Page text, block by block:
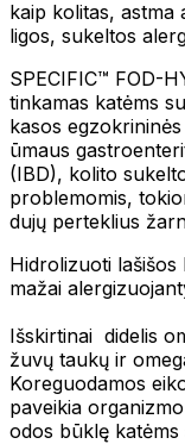
kaip kolitas,
ligos, sukeltos
SPECIFIC™ FOD-
tinkamas katėms
kasos
ūmaus
(IBD), kolito
problemomis,
dujų perteklius
Hidrolizuoti
mažai
Išskirtinai didelis
žuvų taukų ir
Koreguodamos
paveikia
odos būklę